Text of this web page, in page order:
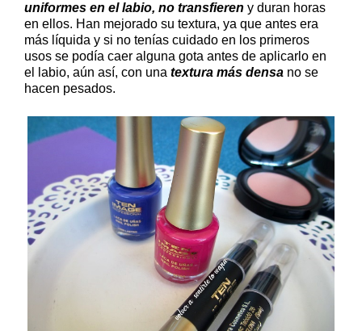
uniformes en el labio, no transfieren y duran horas
en ellos. Han mejorado su textura, ya que antes era
más líquida y si no tenías cuidado en los primeros
usos se podía caer alguna gota antes de aplicarlo en
el labio, aún así, con una textura más densa no se
hacen pesados.